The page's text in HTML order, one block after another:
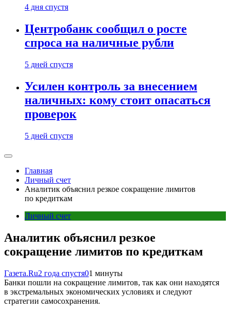
4 дня спустя
Центробанк сообщил о росте
спроса на наличные рубли
5 дней спустя
Усилен контроль за внесением
наличных: кому стоит опасаться
проверок
5 дней спустя
Главная
Личный счет
Аналитик объяснил резкое сокращение лимитов
по кредиткам
Личный счет
Аналитик объяснил резкое
сокращение лимитов по кредиткам
Газета.Ru2 года спустя01 минуты
Банки пошли на сокращение лимитов, так как они находятся
в экстремальных экономических условиях и следуют
стратегии самосохранения.